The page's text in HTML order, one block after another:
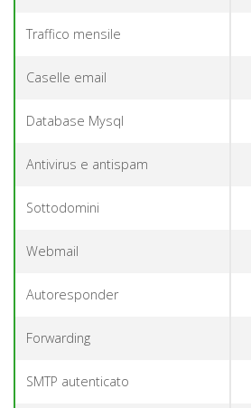
Traffico mensile
Caselle email
Database Mysql
Antivirus e antispam
Sottodomini
Webmail
Autoresponder
Forwarding
SMTP autenticato